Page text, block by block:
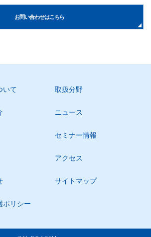
お問い合わせはこちら
いて 取扱分野
ニュース
セミナー情報
アクセス
サイトマップ
ポリシー